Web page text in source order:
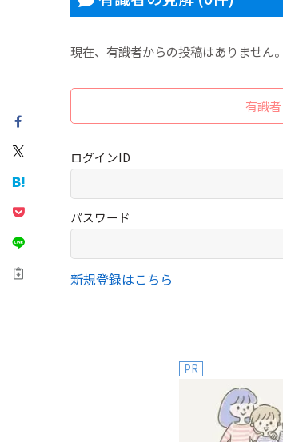
現在、有識者からの投稿はありません。
有識
ログインID
パスワード
新規登録はこちら
PR